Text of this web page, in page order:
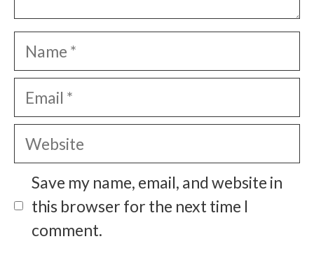
Name
Email
Website
Save my name, email, and website in
this browser for the next time I
comment.